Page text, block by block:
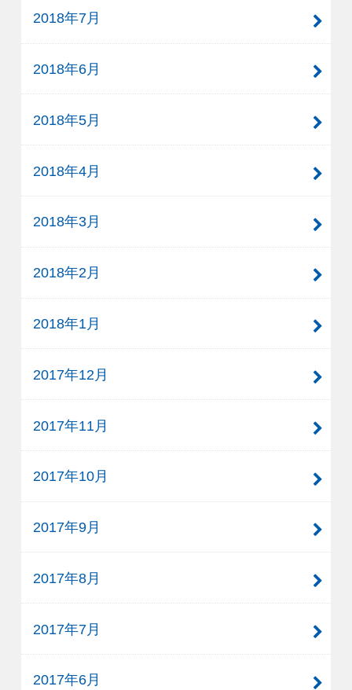
2018年7月
2018年6月
2018年5月
2018年4月
2018年3月
2018年2月
2018年1月
2017年12月
2017年11月
2017年10月
2017年9月
2017年8月
2017年7月
2017年6月